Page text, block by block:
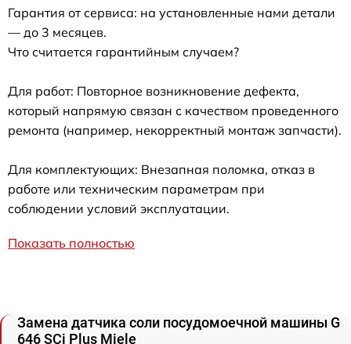
Гарантия от сервиса: на установленные нами детали
— до 3 месяцев.
Что считается гарантийным случаем?
Для работ: Повторное возникновение дефекта,
который напрямую связан с качеством проведенного
ремонта (например, некорректный монтаж запчасти).
Для комплектующих: Внезапная поломка, отказ в
работе или техническим параметрам при
соблюдении условий эксплуатации.
Показать полностью
Замена датчика соли посудомоечной машины G
646 SCi Plus Miele